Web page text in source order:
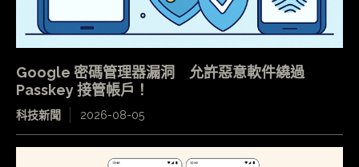
Google 密碼管理器漏洞 允許惡意軟件繞過
Passkey 接管帳戶！
科技新聞 2026-08-05